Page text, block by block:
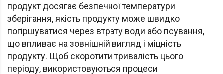
продукт досягає безпечної температури
зберігання, якість продукту може швидко
погіршуватися через втрату води або псування,
що впливає на зовнішній вигляд і міцність
продукту. Щоб скоротити тривалість цього
періоду, використовуються процеси